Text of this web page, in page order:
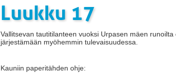
Luukku 17
Vallitsevan tautitilanteen vuoksi Urpasen mäen
järjestämään myöhemmin tulevaisuudessa.
Kauniin paperitähden ohje: